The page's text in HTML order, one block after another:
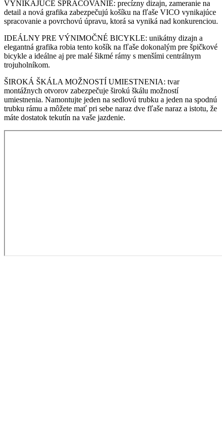
VYNIKAJÚCE SPRACOVANIE: precízny dizajn, zameranie na
detail a nová grafika zabezpečujú košíku na fľaše VICO vynikajúce
spracovanie a povrchovú úpravu, ktorá sa vyniká nad konkurenciou.
IDEÁLNY PRE VÝNIMOČNÉ BICYKLE: unikátny dizajn a
elegantná grafika robia tento košík na fľaše dokonalým pre špičkové
bicykle a ideálne aj pre malé šikmé rámy s menšími centrálnym
trojuholníkom.
ŠIROKÁ ŠKÁLA MOŽNOSTÍ UMIESTNENIA: tvar
montážnych otvorov zabezpečuje širokú škálu možností
umiestnenia. Namontujte jeden na sedlovú trubku a jeden na spodnú
trubku rámu a môžete mať pri sebe naraz dve fľaše naraz a istotu, že
máte dostatok tekutín na vaše jazdenie.